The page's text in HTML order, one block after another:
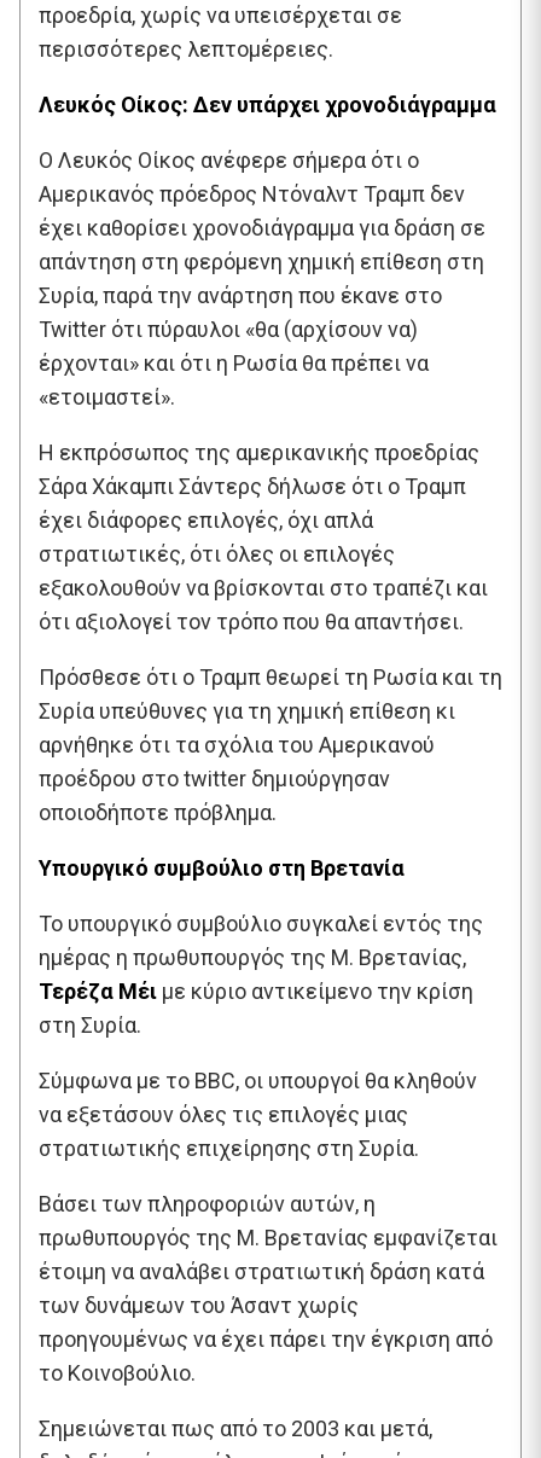
προεδρία, χωρίς να υπεισέρχεται σε
περισσότερες λεπτομέρειες.
Λευκός Οίκος: Δεν υπάρχει χρονοδιάγραμμα
Ο Λευκός Οίκος ανέφερε σήμερα ότι ο
Αμερικανός πρόεδρος Ντόναλντ Τραμπ δεν
έχει καθορίσει χρονοδιάγραμμα για δράση σε
απάντηση στη φερόμενη χημική επίθεση στη
Συρία, παρά την ανάρτηση που έκανε στο
Twitter ότι πύραυλοι «θα (αρχίσουν να)
έρχονται» και ότι η Ρωσία θα πρέπει να
«ετοιμαστεί».
Η εκπρόσωπος της αμερικανικής προεδρίας
Σάρα Χάκαμπι Σάντερς δήλωσε ότι ο Τραμπ
έχει διάφορες επιλογές, όχι απλά
στρατιωτικές, ότι όλες οι επιλογές
εξακολουθούν να βρίσκονται στο τραπέζι και
ότι αξιολογεί τον τρόπο που θα απαντήσει.
Πρόσθεσε ότι ο Τραμπ θεωρεί τη Ρωσία και τη
Συρία υπεύθυνες για τη χημική επίθεση κι
αρνήθηκε ότι τα σχόλια του Αμερικανού
προέδρου στο twitter δημιούργησαν
οποιοδήποτε πρόβλημα.
Υπουργικό συμβούλιο στη Βρετανία
Το υπουργικό συμβούλιο συγκαλεί εντός της
ημέρας η πρωθυπουργός της Μ. Βρετανίας,
Τερέζα Μέι με κύριο αντικείμενο την κρίση
στη Συρία.
Σύμφωνα με το BBC, οι υπουργοί θα κληθούν
να εξετάσουν όλες τις επιλογές μιας
στρατιωτικής επιχείρησης στη Συρία.
Βάσει των πληροφοριών αυτών, η
πρωθυπουργός της Μ. Βρετανίας εμφανίζεται
έτοιμη να αναλάβει στρατιωτική δράση κατά
των δυνάμεων του Άσαντ χωρίς
προηγουμένως να έχει πάρει την έγκριση από
το Κοινοβούλιο.
Σημειώνεται πως από το 2003 και μετά,